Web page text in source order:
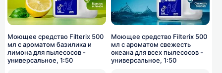
Моющее средство Filterix 500
мл с ароматом базилика и
лимона для пылесосов -
универсальное, 1:50
Моющее средство Filterix 500
мл с ароматом свежесть
океана для всех пылеcосов -
универсальное, 1:50